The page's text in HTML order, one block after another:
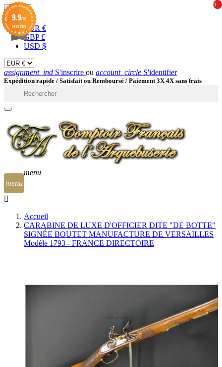
EUR 
EUR €
GBP £
USD $
assignment_ind S'inscrire ou account_circle S'identifier
Expédition rapide / Satisfait ou Remboursé / Paiement 3X 4X sans frais
menu
0
0
menu
Accueil
CARABINE DE LUXE D'OFFICIER DITE "DE BOTTE"
SIGNÉE BOUTET MANUFACTURE DE VERSAILLES
Modèle 1793 - FRANCE DIRECTOIRE
9.9/10
1439 AVIS